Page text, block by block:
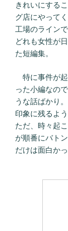
きれいにする
グ店にやって
工場のライン
どれも女性が
た短編集。
特に事件が起
った小編なの
うな話ばかり。
印象に残るよ
ただ、時々起
が順番にバト
だけは面白かっ